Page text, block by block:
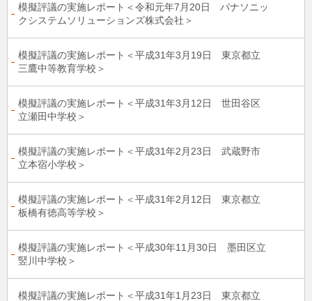
模擬評議の実施レポート＜令和元年7月20日 パナソニッ
クシステムソリューションズ株式会社＞
模擬評議の実施レポート＜平成31年3月19日 東京都立
三鷹中等教育学校＞
模擬評議の実施レポート＜平成31年3月12日 世田谷区
立瀬田中学校＞
模擬評議の実施レポート＜平成31年2月23日 武蔵野市
立本宿小学校＞
模擬評議の実施レポート＜平成31年2月12日 東京都立
板橋有徳高等学校＞
模擬評議の実施レポート＜平成30年11月30日 墨田区立
竪川中学校＞
模擬評議の実施レポート＜平成31年1月23日 東京都立